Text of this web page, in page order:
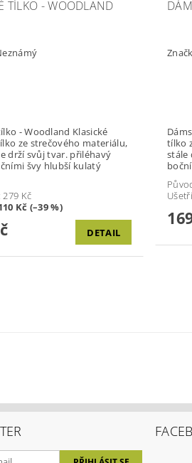
TÍLKO - WOODLAND
- Woodland Klasické
ze strečového materiálu,
svůj tvar. přiléhavý
hlubší kulatý
279 Kč
Kč (–39 %)
DETAIL
Dámské
tílko
stále drží